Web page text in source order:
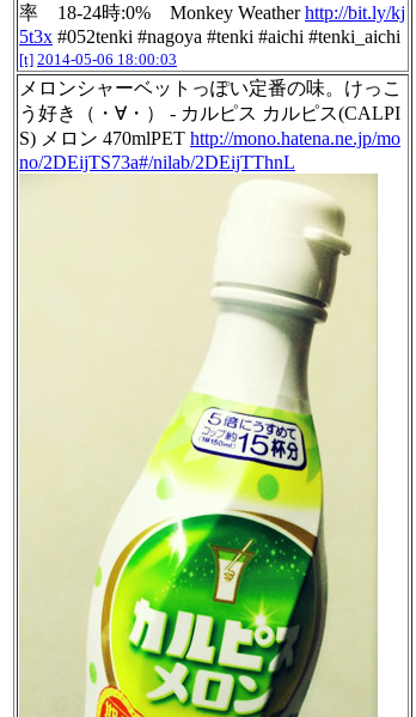
率 18-24時:0% Monkey Weatherhttp://bit.ly/kj
5t3x #052tenki #nagoya #tenki #aichi #tenki_aichi
[t] 2014-05-06 18:00:03
メロンシャーベットっぽい定番の味。けっこ
う好き（・∀・） - カルピス カルピス(CALPI
S) メロン 470mlPET http://mono.hatena.ne.jp/mo
no/2DEijTS73a#/nilab/2DEijTThnL